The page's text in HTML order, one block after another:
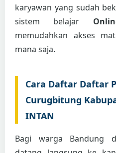
karyawan yang sudah
sistem belajar
memudahkan akses
mana saja.
Cara Daftar Daftar
Curugbitung
INTAN
Bagi warga Bandung